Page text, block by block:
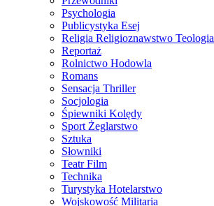
Psychologia
Publicystyka Esej
Religia Religioznawstwo Teologia
Reportaż
Rolnictwo Hodowla
Romans
Sensacja Thriller
Socjologia
Śpiewniki Kolędy
Sport Żeglarstwo
Sztuka
Słowniki
Teatr Film
Technika
Turystyka Hotelarstwo
Wojskowość Militaria